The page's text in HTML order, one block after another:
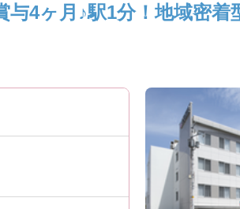
4ヶ月♪駅1分！地域密着